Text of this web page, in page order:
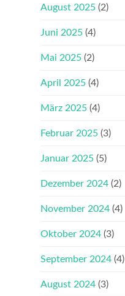
August 2025 (2)
Juni 2025 (4)
Mai 2025 (2)
April 2025 (4)
März 2025 (4)
Februar 2025 (3)
Januar 2025 (5)
Dezember 2024 (2)
November 2024 (4)
Oktober 2024 (3)
September 2024 (4)
August 2024 (3)